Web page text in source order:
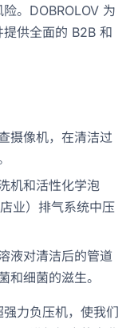
。DOBROLOV 为
供全面的 B2B 和
摄像机，在清洁过
机和活性化学泡
业）排气系统中压
液对清洁后的管道
和细菌的滋生。
力负压机，使我们